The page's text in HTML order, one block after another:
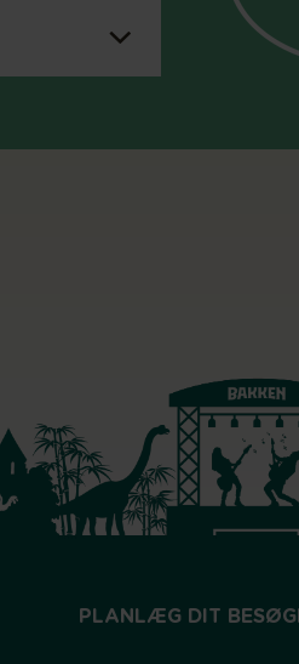
PLANLÆG DIT BESØG